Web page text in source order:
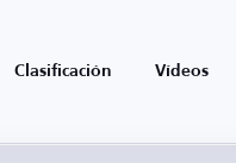
Clasificación Vídeos